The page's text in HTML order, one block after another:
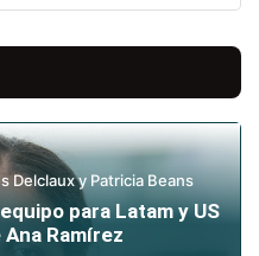
Delclaux y Patricia Beans
para Latam y US
Ramírez